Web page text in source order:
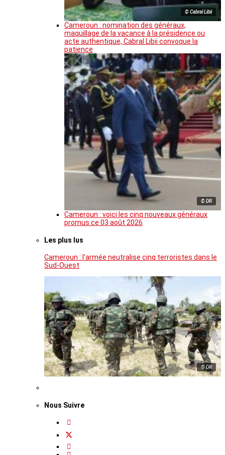
© Cabral Libii
Cameroun : nomination des généraux,
maquillage de la vacance à la présidence ou
acte authentique, Cabral Libii convoque la
patience
© DR
Cameroun : voici les cinq nouveaux généraux
promus ce 03 août 2026
Les plus lus
Cameroun : l’armée neutralise cinq terroristes dans le
Sud-Ouest
© DR
Nous Suivre